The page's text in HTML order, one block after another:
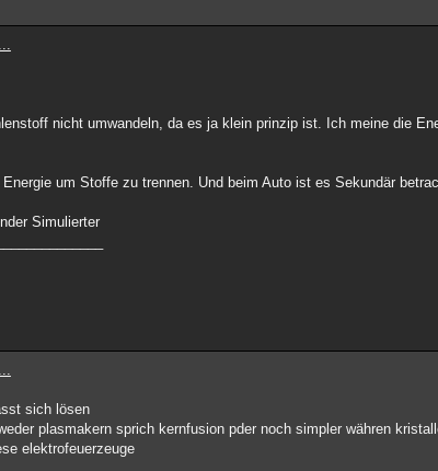
nicht umwandeln, da es ja klein prinzip ist. Ich meine die
um Stoffe zu trennen. Und beim Auto ist es Sekundär
Simulierter
sich lösen
plasmakern sprich kernfusion pder noch simpler währen
elektrofeuerzeuge